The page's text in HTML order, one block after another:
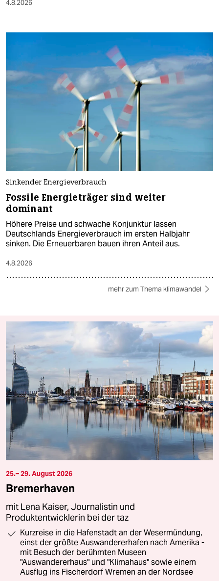
4.8.2026
Sinkender Energieverbrauch
Fossile Energieträger sind weiter
dominant
Höhere Preise und schwache Konjunktur lassen
Deutschlands Energieverbrauch im ersten Halbjahr
sinken. Die Erneuerbaren bauen ihren Anteil aus.
4.8.2026
mehr zum Thema klimawandel
25.– 29. August 2026
Bremerhaven
mit Lena Kaiser, Journalistin und
Produktentwicklerin bei der taz
Kurzreise in die Hafenstadt an der Wesermündung,
einst der größte Auswandererhafen nach Amerika -
mit Besuch der berühmten Museen
"Auswandererhaus" und "Klimahaus" sowie einem
Ausflug ins Fischerdorf Wremen an der Nordsee